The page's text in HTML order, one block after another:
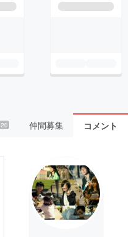
20 仲間募集 コメント